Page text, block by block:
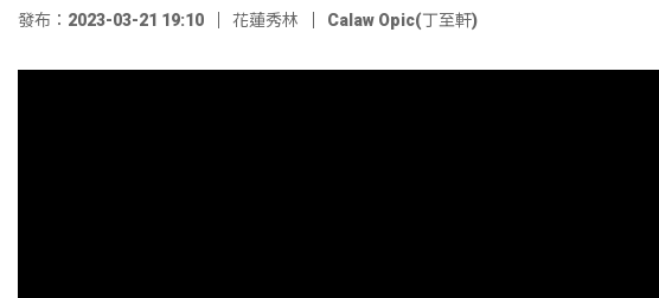
發布：2023-03-21 19:10 花蓮秀林 Calaw Opic(丁至軒)